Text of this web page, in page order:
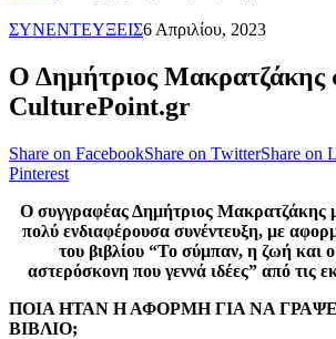
ΣΥΝΕΝΤΕΥΞΕΙΣ6 Απριλίου, 2023
Ο Δημήτριος Μακρατζάκης
CulturePoint.gr
Share on FacebookShare on TwitterShare on
Pinterest
O συγγραφέας Δημήτριος Μακρατζάκης
πολύ ενδιαφέρουσα συνέντευξη, με
του βιβλίου “Το σύμπαν, η ζωή και
αστερόσκονη που γεννά ιδέες” από τις
ΠΟΙΑ ΗΤΑΝ Η ΑΦΟΡΜΗ ΓΙΑ ΝΑ
ΒΙΒΛΙΟ;